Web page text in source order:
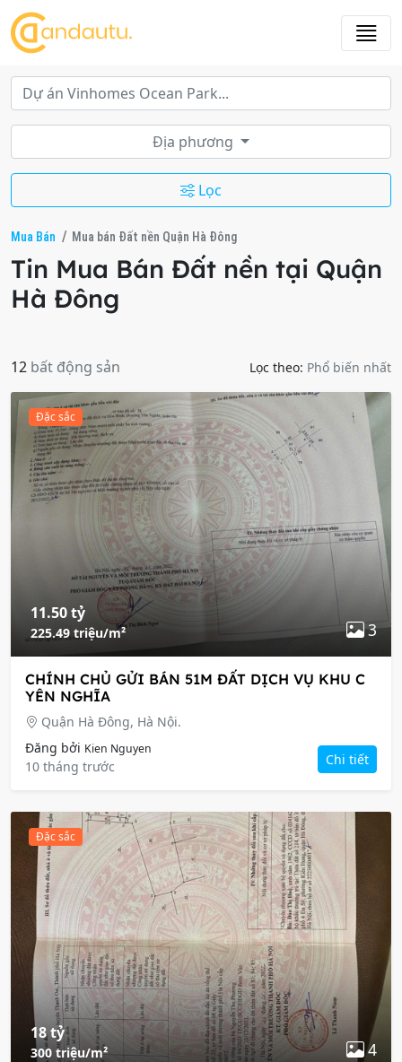
Địa phương
Lọc
Mua Bán Mua bán Đất nền Quận Hà Đông
Tin Mua Bán Đất nền tại Quận
Hà Đông
12 bất động sản Lọc theo: Phổ biến nhất
Đặc sắc
11.50 tỷ
225.49 triệu/m² 3
CHÍNH CHỦ GỬI BÁN 51M ĐẤT DỊCH VỤ KHU C
YÊN NGHĨA
Quận Hà Đông, Hà Nội.
Đăng bởi Kien Nguyen
10 tháng trước Chi tiết
Đặc sắc
18 tỷ
300 triệu/m² 4